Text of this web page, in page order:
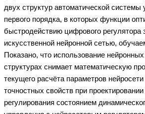
двух структур автоматической
первого порядка, в которых функции
быстродействию цифрового регулятора
искусственной нейронной сетью,
Показано, что использование
структурах снимает математическую
текущего расчёта параметров
точностных свойств при
регулирования состоянием